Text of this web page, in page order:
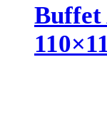
Buffet